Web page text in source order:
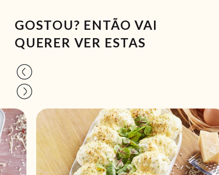
GOSTOU? ENTÃO VAI
QUERER VER ESTAS